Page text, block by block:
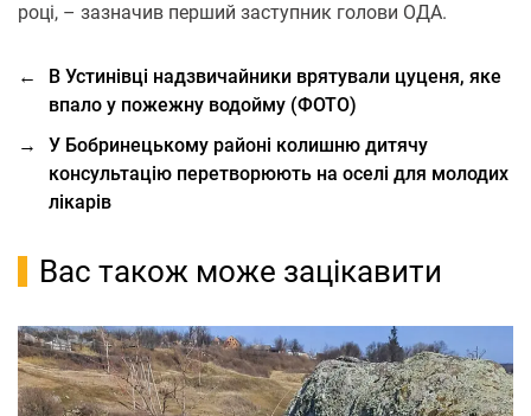
році, – зазначив перший заступник голови ОДА.
←
В Устинівці надзвичайники врятували цуценя, яке
впало у пожежну водойму (ФОТО)
→
У Бобринецькому районі колишню дитячу
консультацію перетворюють на оселі для молодих
лікарів
Вас також може зацікавити